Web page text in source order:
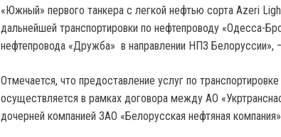
«Южный» первого танкера с легкой нефтью сорта Azeri
дальнейшей транспортировки по нефтепроводу «Одесса-
нефтепровода «Дружба» в направлении НПЗ
Отмечается, что предоставление услуг по
осуществляется в рамках договора между АО
дочерней компанией ЗАО «Белорусская нефтяная